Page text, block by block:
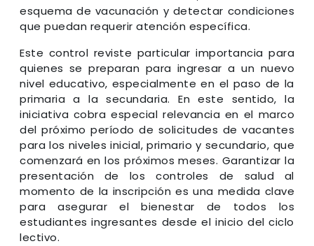
esquema de vacunación y detectar condiciones
que puedan requerir atención específica.
Este control reviste particular importancia para
quienes se preparan para ingresar a un nuevo
nivel educativo, especialmente en el paso de la
primaria a la secundaria. En este sentido, la
iniciativa cobra especial relevancia en el marco
del próximo período de solicitudes de vacantes
para los niveles inicial, primario y secundario, que
comenzará en los próximos meses. Garantizar la
presentación de los controles de salud al
momento de la inscripción es una medida clave
para asegurar el bienestar de todos los
estudiantes ingresantes desde el inicio del ciclo
lectivo.